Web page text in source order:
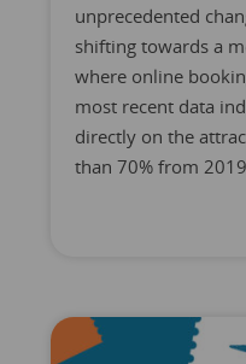
unprecedented
shifting towards a
where online
most recent data
directly on the
than 70% from